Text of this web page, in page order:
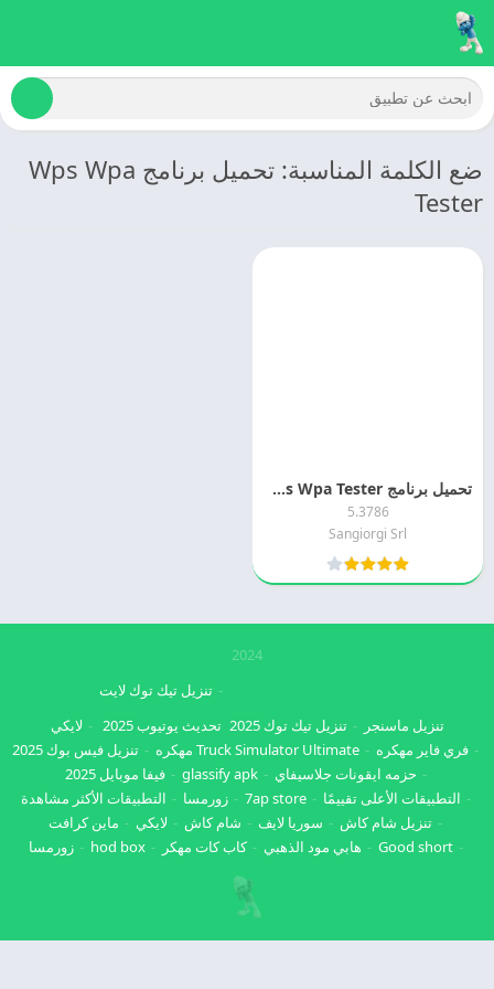
ضع الكلمة المناسبة: تحميل برنامج Wps Wpa
Tester
تحميل برنامج Wps Wpa Tester مهكر اخر اصدار مجانا
5.3786
Sangiorgi Srl
2024
تنزيل ماسنجر تنزيل تيك توك 2025
تنزيل تيك توك لايت
تحديث يوتيوب 2025
لايكي
فري فاير مهكره
Truck Simulator Ultimate مهكره
تنزيل فيس بوك 2025
حزمه ايقونات جلاسيفاي
glassify apk
فيفا موبايل 2025
التطبيقات الأعلى تقييمًا
7ap store زورمسا
التطبيقات الأكثر مشاهدة
تنزيل شام كاش
سوريا لايف شام كاش لايكي
ماين كرافت
Good short
هابي مود الذهبي كاب كات مهكر hod box زورمسا